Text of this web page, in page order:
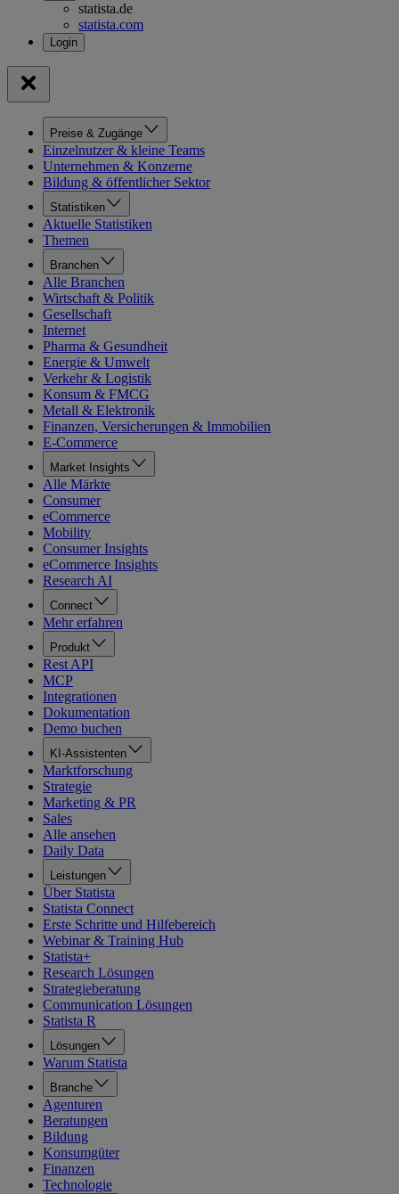
statista.de
statista.com
Preise & Zugänge
Einzelnutzer & kleine Teams
Unternehmen & Konzerne
Bildung & öffentlicher Sektor
Statistiken
Aktuelle Statistiken
Themen
Branchen
Alle Branchen
Wirtschaft & Politik
Gesellschaft
Internet
Pharma & Gesundheit
Energie & Umwelt
Verkehr & Logistik
Konsum & FMCG
Metall & Elektronik
Finanzen, Versicherungen & Immobilien
E-Commerce
Market Insights
Alle Märkte
Consumer
eCommerce
Mobility
Consumer Insights
eCommerce Insights
Research AI
Connect
Mehr erfahren
Produkt
Rest API
MCP
Integrationen
Dokumentation
Demo buchen
KI-Assistenten
Marktforschung
Strategie
Marketing & PR
Sales
Alle ansehen
Daily Data
Leistungen
Über Statista
Statista Connect
Erste Schritte und Hilfebereich
Webinar & Training Hub
Statista+
Research Lösungen
Strategieberatung
Communication Lösungen
Statista R
Lösungen
Warum Statista
Branche
Agenturen
Beratungen
Bildung
Konsumgüter
Finanzen
Technologie